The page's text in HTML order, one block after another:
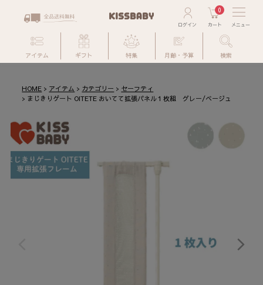
0
アイテム ギフト 特集 月齢・予算 検索
HOME アイテム カテゴリー
セーフティ
まじきりゲート OITETE おいてて拡張パネル１枚組 グレー/ベージュ